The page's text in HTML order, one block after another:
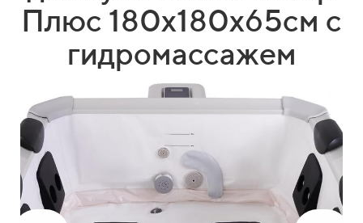
Плюс 180х180х65см с
гидромассажем